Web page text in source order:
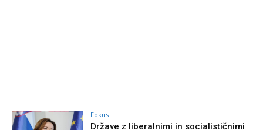
Fokus
Države z liberalnimi in socialističnimi